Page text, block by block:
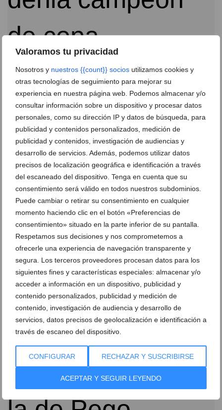
Valoramos tu privacidad
Nosotros y nuestros {{count}} socios utilizamos cookies y
otras tecnologías de seguimiento para mejorar su
experiencia en nuestra página web. Podemos almacenar y/o
consultar información sobre un dispositivo y procesar datos
personales, como su dirección IP y datos de búsqueda, para
publicidad y contenidos personalizados, medición de
publicidad y contenidos, investigación de audiencias y
desarrollo de servicios. Además, podemos utilizar datos
precisos de localización geográfica e identificación a través
del escaneado del dispositivo. Tenga en cuenta que su
consentimiento será válido en todos nuestros subdominios.
Puede cambiar o retirar su consentimiento en cualquier
momento haciendo clic en el botón «Preferencias de
consentimiento» situado en la parte inferior de su pantalla.
Respetamos sus decisiones y nos comprometemos a
ofrecerle una experiencia de navegación transparente y
segura. Los terceros proveedores procesan datos para los
siguientes fines y características especiales: almacenar y/o
acceder a información en un dispositivo, publicidad y
contenido personalizados, publicidad y medición de
contenido, investigación de audiencia y desarrollo de
servicios, datos precisos de geolocalización e identificación a
través de escaneo del dispositivo.
CONFIGURAR RECHAZAR Y SUSCRIBIRSE
ACEPTAR Y SEGUIR LEYENDO
Kamarca Dénia consiguió el doblete al ganar la final
de Copa al Jakarta Jávea por 1 a 0
08 de junio de 2016
El CD Dénia se afianza al frente de la clasificación al
vencer al Portuarios por 3 a 1
13 de diciembre de 2015